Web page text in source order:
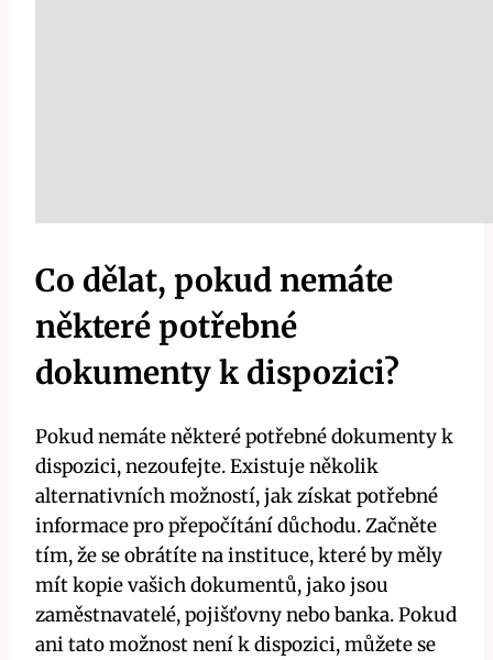
Co dělat, pokud nemáte
některé potřebné
dokumenty k dispozici?
Pokud nemáte některé potřebné dokumenty k
dispozici, nezoufejte. Existuje několik
alternativních možností, jak získat potřebné
informace pro přepočítání důchodu. Začněte
tím, že se obrátíte na instituce, které by měly
mít kopie vašich dokumentů, jako jsou
zaměstnavatelé, pojišťovny nebo banka. Pokud
ani tato možnost není k dispozici, můžete se